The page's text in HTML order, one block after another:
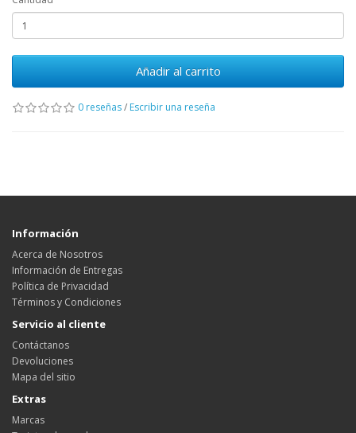
Añadir al carrito
0 reseñas/ Escribir una reseña
Información
Acerca de Nosotros
Información de Entregas
Política de Privacidad
Términos y Condiciones
Servicio al cliente
Contáctanos
Devoluciones
Mapa del sitio
Extras
Marcas